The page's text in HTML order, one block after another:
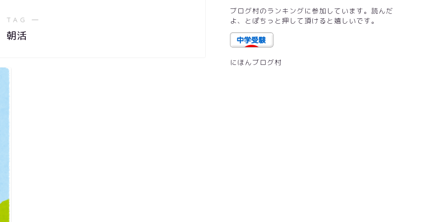
TAG ―
朝活
ブログ村のランキングに参加しています。読んだ
よ、とぽちっと押して頂けると嬉しいです。
にほんブログ村